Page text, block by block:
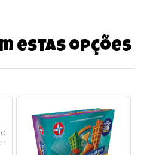
estas opções